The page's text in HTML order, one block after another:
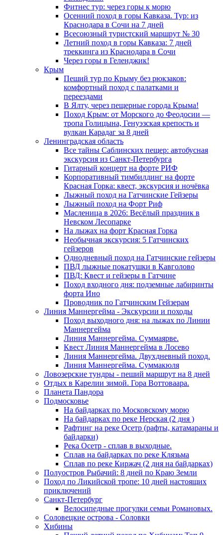
Фитнес тур: через горы к морю
Осенний поход в горы Кавказа. Тур: из
Краснодара в Сочи на 7 дней
Всесоюзный туристский маршрут № 30
Летний поход в горы Кавказа: 7 дней
треккинга из Краснодара в Сочи
Через горы в Геленджик!
Крым
Пеший тур по Крыму без рюкзаков:
комфортный поход с палатками и
переездами
В Ялту, через пещерные города Крыма!
Поход Крым: от Морского до Феодосии —
тропа Голицына, Генуэзская крепость и
вулкан Карадаг за 8 дней
Ленинградская область
Все тайны Саблинских пещер: автобусная
экскурсия из Санкт-Петербурга
Гитарный концерт на форте РИФ
Корпоративный тимбилдинг на форте
Красная Горка: квест, экскурсия и ночёвка
Лыжный поход на Гатчинские Гейзеры
Лыжный поход на Форт Риф
Масленица в 2026: Весёлый праздник в
Невском Лесопарке
На лыжах на форт Красная Горка
Необычная экскурсия: 5 Гатчинских
гейзеров
Однодневный поход на Гатчинские гейзеры
ПВД лыжные покатушки в Кавголово
ПВД: Квест и гейзеры в Гатчине
Поход входного дня: подземные лабиринты
форта Ино
Проводник по Гатчинским Гейзерам
Линия Маннергейма - Экскурсии и походы
Поход выходного дня: на лыжах по Линии
Маннергейма
Линия Маннергейма. Суммаярве.
Квест Линия Маннергейма в Лосево
Линия Маннергейма. Двухдневный поход.
Линия Маннергейма. Суммакюля
Ловозерские тундры - пеший маршрут на 8 дней
Отдых в Карелии зимой. Гора Воттоваара.
Планета Пандора
Подмосковье
На байдарках по Московскому морю
На байдарках по реке Нерская (2 дня )
Рафтинг на реке Осетр (рафты, катамараны и
байдарки)
Река Осетр - сплав в выходные.
Сплав на байдарках по реке Клязьма
Сплав по реке Киржач (2 дня на байдарках)
Полуостров Рыбачий: 8 дней по Краю Земли
Поход по Ликийской тропе: 10 дней настоящих
приключений
Санкт-Петербург
Велосипедные прогулки семьи Романовых.
Соловецкие острова - Соловки
Хибины